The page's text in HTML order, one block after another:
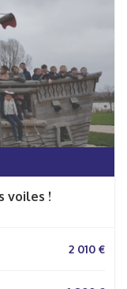
voiles !
2 010 €